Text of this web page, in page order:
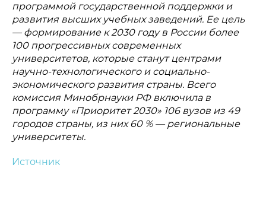
программой государственной поддержки и
развития высших учебных заведений. Ее цель
— формирование к 2030 году в России более
100 прогрессивных современных
университетов, которые станут центрами
научно-технологического и социально-
экономического развития страны. Всего
комиссия Минобрнауки РФ включила в
программу «Приоритет 2030» 106 вузов из 49
городов страны, из них 60 % — региональные
университеты.
Источник